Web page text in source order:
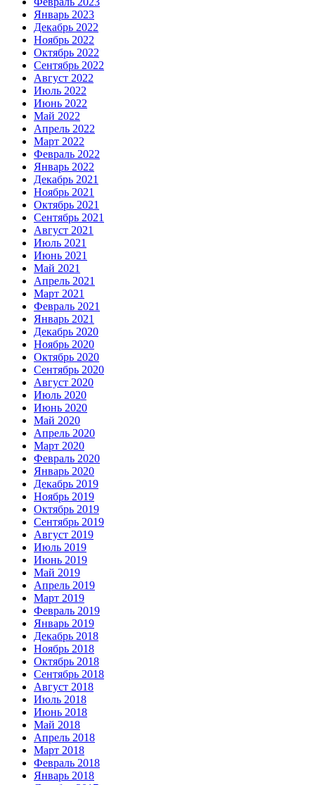
Январь 2023
Декабрь 2022
Ноябрь 2022
Октябрь 2022
Сентябрь 2022
Август 2022
Июль 2022
Июнь 2022
Май 2022
Апрель 2022
Март 2022
Февраль 2022
Январь 2022
Декабрь 2021
Ноябрь 2021
Октябрь 2021
Сентябрь 2021
Август 2021
Июль 2021
Июнь 2021
Май 2021
Апрель 2021
Март 2021
Февраль 2021
Январь 2021
Декабрь 2020
Ноябрь 2020
Октябрь 2020
Сентябрь 2020
Август 2020
Июль 2020
Июнь 2020
Май 2020
Апрель 2020
Март 2020
Февраль 2020
Январь 2020
Декабрь 2019
Ноябрь 2019
Октябрь 2019
Сентябрь 2019
Август 2019
Июль 2019
Июнь 2019
Май 2019
Апрель 2019
Март 2019
Февраль 2019
Январь 2019
Декабрь 2018
Ноябрь 2018
Октябрь 2018
Сентябрь 2018
Август 2018
Июль 2018
Июнь 2018
Май 2018
Апрель 2018
Март 2018
Февраль 2018
Январь 2018